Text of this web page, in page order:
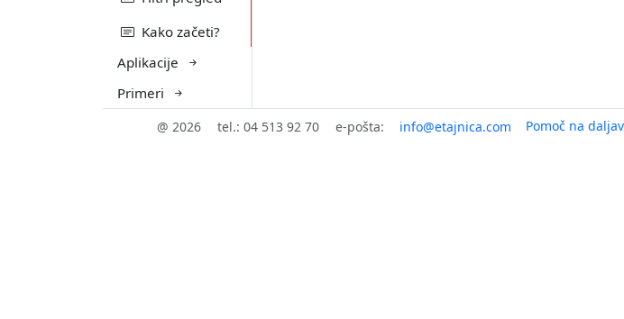
Kako začeti?
Aplikacije
Primeri
@ 2026 tel.: 04 513 92 70 e-pošta: Pomoč na